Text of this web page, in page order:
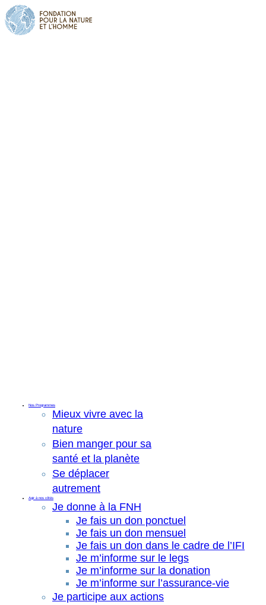
Nos Programmes
Mieux vivre avec la
nature
Bien manger pour sa
santé et la planète
Se déplacer
autrement
Agir à nos côtés
Je donne à la FNH
Je fais un don ponctuel
Je fais un don mensuel
Je fais un don dans le cadre de l’IFI
Je m’informe sur le legs
Je m’informe sur la donation
Je m’informe sur l’assurance-vie
Je participe aux actions